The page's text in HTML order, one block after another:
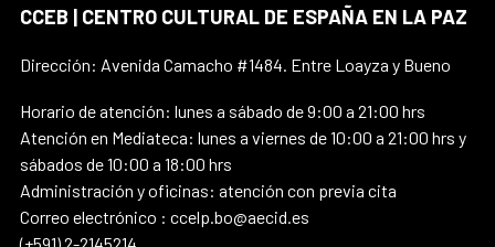
CCEB | CENTRO CULTURAL DE ESPAÑA EN LA PAZ
Dirección: Avenida Camacho #1484. Entre Loayza y Bueno
Horario de atención: lunes a sábado de 9:00 a 21:00 hrs
Atención en Mediateca: lunes a viernes de 10:00 a 21:00 hrs y
sábados de 10:00 a 18:00 hrs
Administración y oficinas: atención con previa cita
Correo electrónico : ccelp.bo@aecid.es